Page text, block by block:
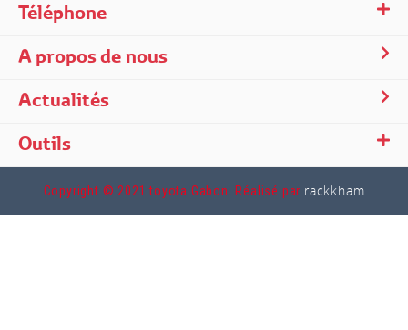
Téléphone
A propos de nous
Actualités
Outils
Copyright © 2021 toyota Gabon. Réalisé par rackkham